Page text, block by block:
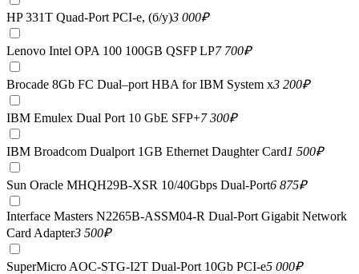
HP 331T Quad-Port PCI-e, (б/у)3 000₽
Lenovo Intel OPA 100 100GB QSFP LP7 700₽
Brocade 8Gb FC Dual–port HBA for IBM System x3 200₽
IBM Emulex Dual Port 10 GbE SFP+7 300₽
IBM Broadcom Dualport 1GB Ethernet Daughter Card1 500₽
Sun Oracle MHQH29B-XSR 10/40Gbps Dual-Port6 875₽
Interface Masters N2265B-ASSM04-R Dual-Port Gigabit Network
Card Adapter3 500₽
SuperMicro AOC-STG-I2T Dual-Port 10Gb PCI-e5 000₽